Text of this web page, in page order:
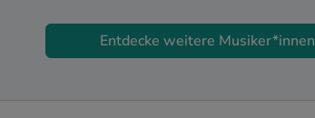
Entdecke weitere Musiker*innen